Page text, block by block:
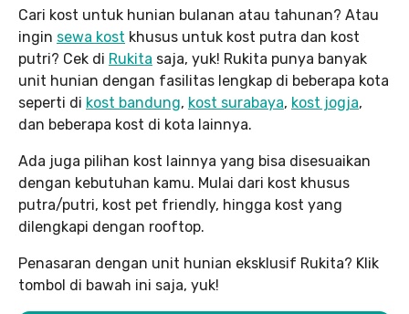
Cari kost untuk hunian bulanan atau tahunan? Atau
ingin sewa kost khusus untuk kost putra dan kost
putri? Cek di Rukita saja, yuk! Rukita punya banyak
unit hunian dengan fasilitas lengkap di beberapa kota
seperti di kost bandung, kost surabaya, kost jogja,
dan beberapa kost di kota lainnya.
Ada juga pilihan kost lainnya yang bisa disesuaikan
dengan kebutuhan kamu. Mulai dari kost khusus
putra/putri, kost pet friendly, hingga kost yang
dilengkapi dengan rooftop.
Penasaran dengan unit hunian eksklusif Rukita? Klik
tombol di bawah ini saja, yuk!